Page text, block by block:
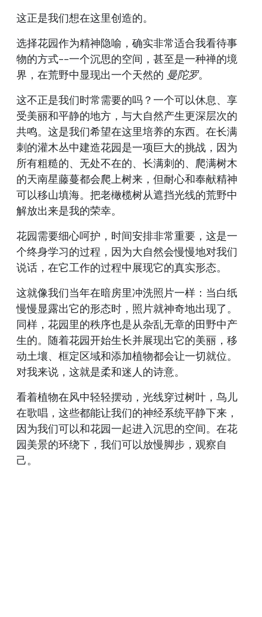
这正是我们想在这里创造的。
选择花园作为精神隐喻，确实非常适合我看待事
物的方式--一个沉思的空间，甚至是一种禅的境
界，在荒野中显现出一个天然的 曼陀罗。
这不正是我们时常需要的吗？一个可以休息、享
受美丽和平静的地方，与大自然产生更深层次的
共鸣。这是我们希望在这里培养的东西。在长满
刺的灌木丛中建造花园是一项巨大的挑战，因为
所有粗糙的、无处不在的、长满刺的、爬满树木
的天南星藤蔓都会爬上树来，但耐心和奉献精神
可以移山填海。把老橄榄树从遮挡光线的荒野中
解放出来是我的荣幸。
花园需要细心呵护，时间安排非常重要，这是一
个终身学习的过程，因为大自然会慢慢地对我们
说话，在它工作的过程中展现它的真实形态。
这就像我们当年在暗房里冲洗照片一样：当白纸
慢慢显露出它的形态时，照片就神奇地出现了。
同样，花园里的秩序也是从杂乱无章的田野中产
生的。随着花园开始生长并展现出它的美丽，移
动土壤、框定区域和添加植物都会让一切就位。
对我来说，这就是柔和迷人的诗意。
看着植物在风中轻轻摆动，光线穿过树叶，鸟儿
在歌唱，这些都能让我们的神经系统平静下来，
因为我们可以和花园一起进入沉思的空间。在花
园美景的环绕下，我们可以放慢脚步，观察自
己。